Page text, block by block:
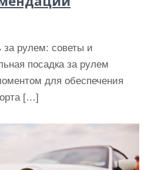
за рулем: советы и
посадка за рулем
для обеспечения
[…]